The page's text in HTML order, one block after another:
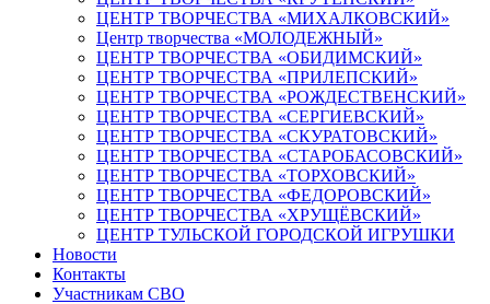
ЦЕНТР ТВОРЧЕСТВА «МИХАЛКОВСКИЙ»
Центр творчества «МОЛОДЕЖНЫЙ»
ЦЕНТР ТВОРЧЕСТВА «ОБИДИМСКИЙ»
ЦЕНТР ТВОРЧЕСТВА «ПРИЛЕПСКИЙ»
ЦЕНТР ТВОРЧЕСТВА «РОЖДЕСТВЕНСКИЙ»
ЦЕНТР ТВОРЧЕСТВА «СЕРГИЕВСКИЙ»
ЦЕНТР ТВОРЧЕСТВА «СКУРАТОВСКИЙ»
ЦЕНТР ТВОРЧЕСТВА «СТАРОБАСОВСКИЙ»
ЦЕНТР ТВОРЧЕСТВА «ТОРХОВСКИЙ»
ЦЕНТР ТВОРЧЕСТВА «ФЕДОРОВСКИЙ»
ЦЕНТР ТВОРЧЕСТВА «ХРУЩЁВСКИЙ»
ЦЕНТР ТУЛЬСКОЙ ГОРОДСКОЙ ИГРУШКИ
Новости
Контакты
Участникам СВО